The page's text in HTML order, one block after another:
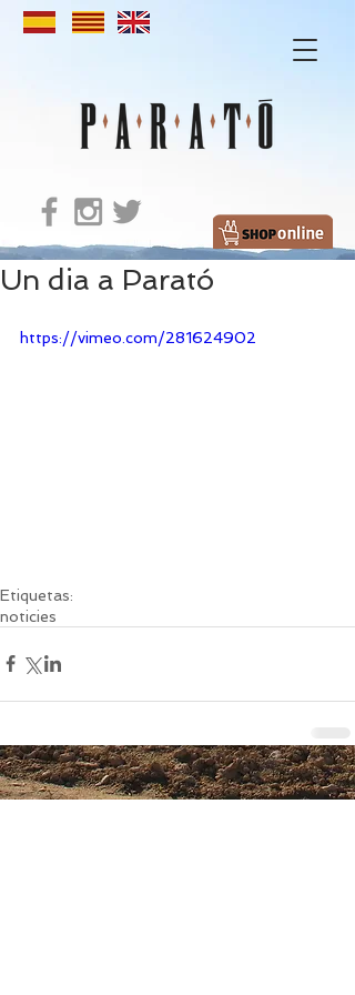
Un dia a Parató
https://vimeo.com/281624902
Etiquetas:
noticies